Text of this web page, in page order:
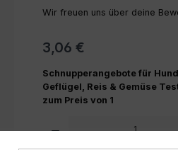
Wir freuen uns über deine
3,06 €
Schnupperangebote für
Geflügel, Reis & Gemüse
zum Preis von 1